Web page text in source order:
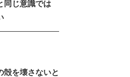
同じ意識では
殻を壊さないと